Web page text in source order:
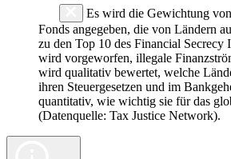
Es wird die Gewichtung
Fonds angegeben, die von Ländern
zu den Top 10 des Financial Secrecy
wird vorgeworfen, illegale
wird qualitativ bewertet, welche
ihren Steuergesetzen und im
quantitativ, wie wichtig sie für das
(Datenquelle: Tax Justice Network).